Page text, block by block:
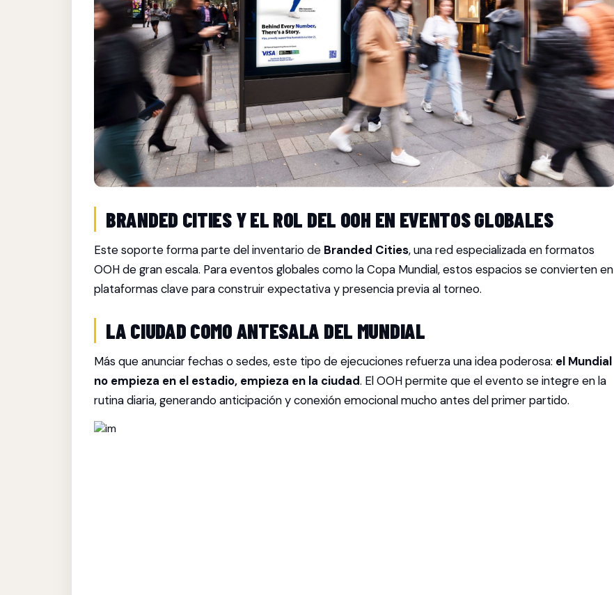
BRANDED CITIES Y EL ROL DEL OOH EN EVENTOS GLOBALES
Este soporte forma parte del inventario de Branded Cities, una red especializada en formatos
OOH de gran escala. Para eventos globales como la Copa Mundial, estos espacios se convierten en
plataformas clave para construir expectativa y presencia previa al torneo.
LA CIUDAD COMO ANTESALA DEL MUNDIAL
Más que anunciar fechas o sedes, este tipo de ejecuciones refuerza una idea poderosa: el Mundial
no empieza en el estadio, empieza en la ciudad. El OOH permite que el evento se integre en la
rutina diaria, generando anticipación y conexión emocional mucho antes del primer partido.